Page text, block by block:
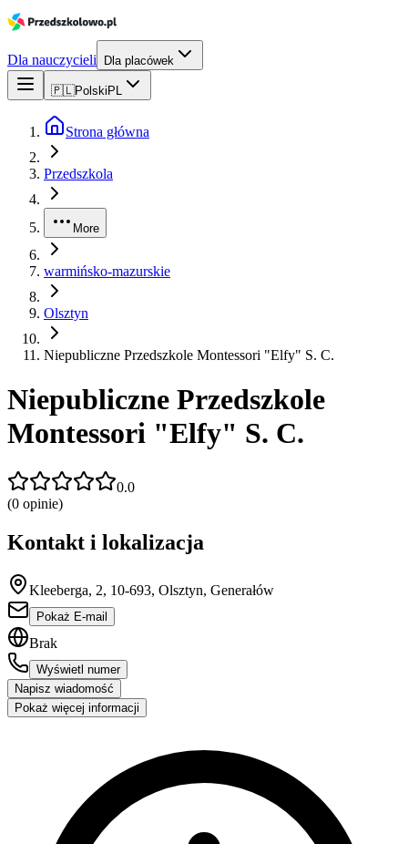
Dla nauczycieli Dla placówek
🇵🇱Polski PL
Strona główna
Przedszkola
More
warmińsko-mazurskie
Olsztyn
Niepubliczne Przedszkole Montessori "Elfy" S. C.
Niepubliczne Przedszkole
Montessori "Elfy" S. C.
0.0
(0 opinie)
Kontakt i lokalizacja
Kleeberga, 2, 10-693, Olsztyn, Generałów
Pokaż E-mail
Brak
Wyświetl numer
Napisz wiadomość
Pokaż więcej informacji